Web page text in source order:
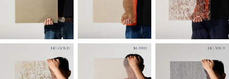
HC-GOLD M-19011 HC-Y01-9